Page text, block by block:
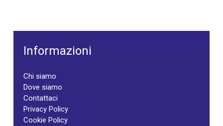
Informazioni
Chi siamo
Dove siamo
Contattaci
Privacy Policy
Cookie Policy